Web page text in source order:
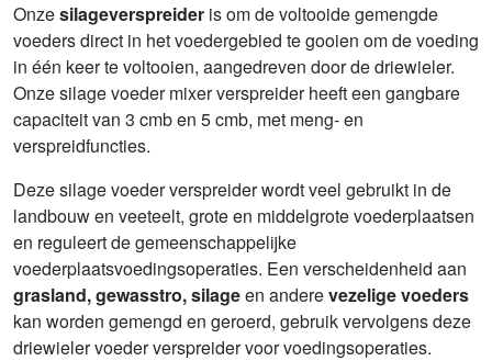
Onzesilageverspreider is om de voltooide gemengde
voeders direct in het voedergebied te gooien om de voeding
in één keer te voltooien, aangedreven door de driewieler.
Onze silage voeder mixer verspreider heeft een gangbare
capaciteit van 3 cmb en 5 cmb, met meng- en
verspreidfuncties.
Deze silage voeder verspreider wordt veel gebruikt in de
landbouw en veeteelt, grote en middelgrote voederplaatsen
en reguleert de gemeenschappelijke
voederplaatsvoedingsoperaties. Een verscheidenheid aan
grasland, gewasstro, silageen anderevezelige voeders
kan worden gemengd en geroerd, gebruik vervolgens deze
driewieler voeder verspreider voor voedingsoperaties.